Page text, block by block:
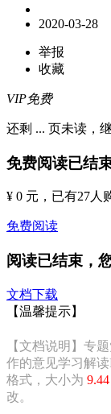
2020-03-28
举报
收藏
VIP免费
还剩 ... 页未读，
免费阅读已结
¥ 0 元 ，已有27人
免费阅读
阅读已结束，
文档下载
【温馨提示】
【文档说明】专
作的意见学习解
格式，大小为
改。